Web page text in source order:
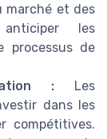
marché et des
les
processus de
: Les
dans les
compétitives.